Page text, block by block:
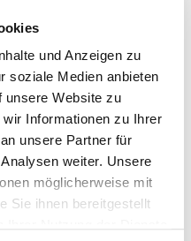
und Anzeigen zu
soziale Medien anbieten
unsere Website zu
Informationen zu Ihrer
unsere Partner für
weiter. Unsere
möglicherweise mit
Sie ihnen bereitgestellt
und
für Studierende. Die
deiner Uni, der
Krankenkasse
Anliegen
und Wissen rund